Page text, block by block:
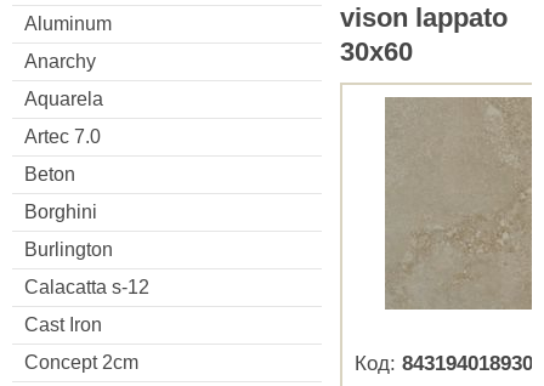
Aluminum
Anarchy
Aquarela
Artec 7.0
Beton
Borghini
Burlington
Calacatta s-12
Cast Iron
Concept 2cm
vison lappato
30x60
Код: 8431940189302